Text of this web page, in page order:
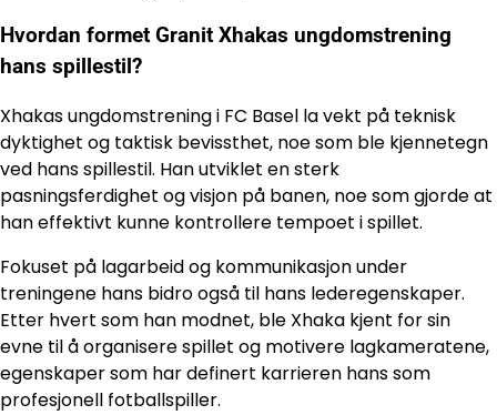
Hvordan formet Granit Xhakas ungdomstrening
hans spillestil?
Xhakas ungdomstrening i FC Basel la vekt på teknisk
dyktighet og taktisk bevissthet, noe som ble kjennetegn
ved hans spillestil. Han utviklet en sterk
pasningsferdighet og visjon på banen, noe som gjorde at
han effektivt kunne kontrollere tempoet i spillet.
Fokuset på lagarbeid og kommunikasjon under
treningene hans bidro også til hans lederegenskaper.
Etter hvert som han modnet, ble Xhaka kjent for sin
evne til å organisere spillet og motivere lagkameratene,
egenskaper som har definert karrieren hans som
profesjonell fotballspiller.